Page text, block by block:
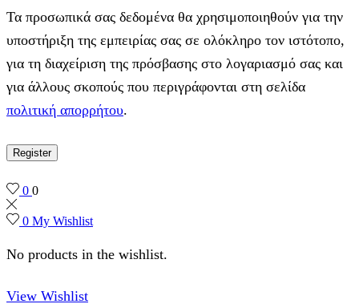
Τα προσωπικά σας δεδομένα θα χρησιμοποιηθούν για την
υποστήριξη της εμπειρίας σας σε ολόκληρο τον ιστότοπο,
για τη διαχείριση της πρόσβασης στο λογαριασμό σας και
για άλλους σκοπούς που περιγράφονται στη σελίδα
πολιτική απορρήτου.
Register
0 0
0 My Wishlist
No products in the wishlist.
View Wishlist